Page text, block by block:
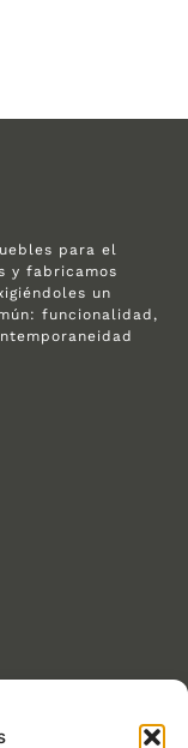
para el
y fabricamos
un
funcionalidad,